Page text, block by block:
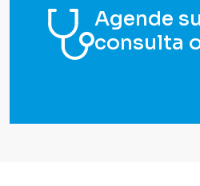
Agende
consulta